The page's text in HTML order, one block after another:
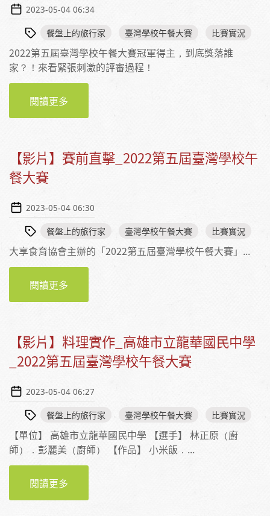
2023-05-04 06:34
餐盤上的旅行家 臺灣學校午餐大賽 比賽實況
2022第五屆臺灣學校午餐大賽冠軍得主，到底獎落誰
家？！來看緊張刺激的評審過程！
閱讀更多
賽
【影片】賽前直擊_2022第五屆臺灣學校午
餐大賽
2023-05-04 06:30
餐盤上的旅行家 臺灣學校午餐大賽 比賽實況
大享食育協會主辦的「2022第五屆臺灣學校午餐大賽」...
閱讀更多
賽
【影片】料理實作_高雄市立龍華國民中學
_2022第五屆臺灣學校午餐大賽
2023-05-04 06:27
餐盤上的旅行家 臺灣學校午餐大賽 比賽實況
【單位】 高雄市立龍華國民中學 【選手】 林正原（廚
師）．彭麗美（廚師） 【作品】 小米飯．...
閱讀更多
_2022第五屆臺灣學校午餐大賽